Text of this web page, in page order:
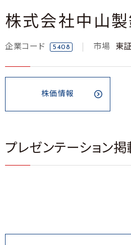
株式会社中山
企業コード 5408 市場 東
株価情報
プレゼンテーション